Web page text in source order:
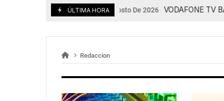
ÚLTIMA HORA
7 De Agosto De 2026 VODAFONE TV
Redaccion